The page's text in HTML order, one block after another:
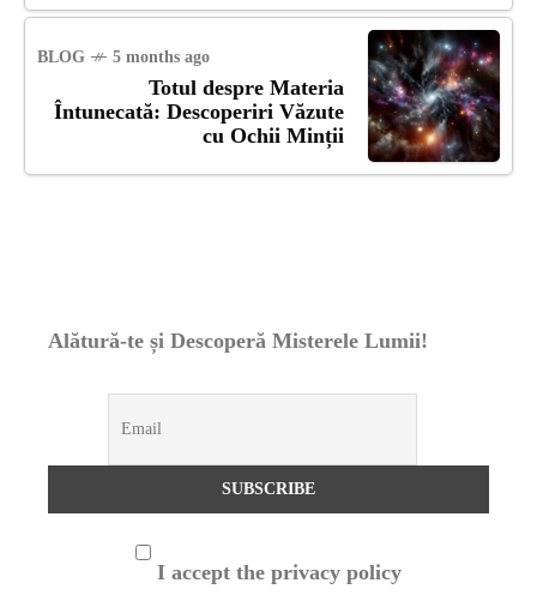
BLOG 5 months ago
Totul despre Materia
Întunecată: Descoperiri Văzute
cu Ochii Minții
Alătură-te și Descoperă Misterele Lumii!
I accept the privacy policy